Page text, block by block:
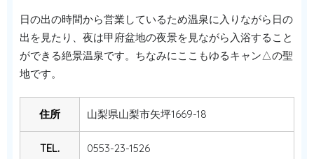
日の出の時間から営業しているため温泉に入りながら日の
出を見たり、夜は甲府盆地の夜景を見ながら入浴すること
ができる絶景温泉です。ちなみにここもゆるキャン△の聖
地です。
住所 山梨県山梨市矢坪1669-18
TEL. 0553-23-1526